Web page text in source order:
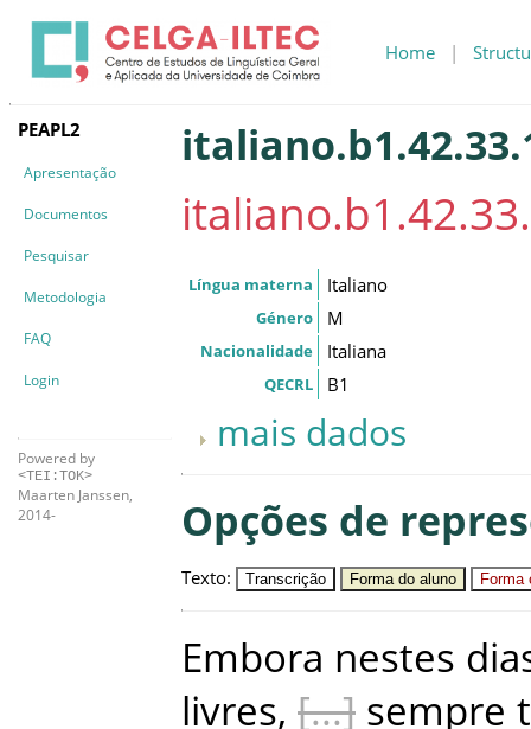
Home |
PEAPL2
Apresentação
Documentos
Pesquisar
Metodologia
FAQ
Login
Powered by
<TEI:TOK>
Maarten Janssen,
2014-
Língua materna Italiano
Género M
Nacionalidade Italiana
QECRL B1
mais dados
Opções de
Texto: Transcrição Forma do aluno Forma
Embora nestes
livres, sempre